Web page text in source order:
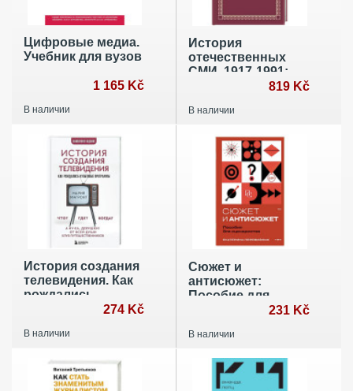
Цифровые медиа.
Учебник для вузов
1 165 Kč
В наличии
История
отечественных
СМИ. 1917-1991:
Учебное пособие
вузов
819 Kč
В наличии
История создания
телевидения. Как
рождались
(обновленное
274 Kč
В наличии
Сюжет и
антисюжет:
Пособие для
сценаристов231 Kč
В наличии